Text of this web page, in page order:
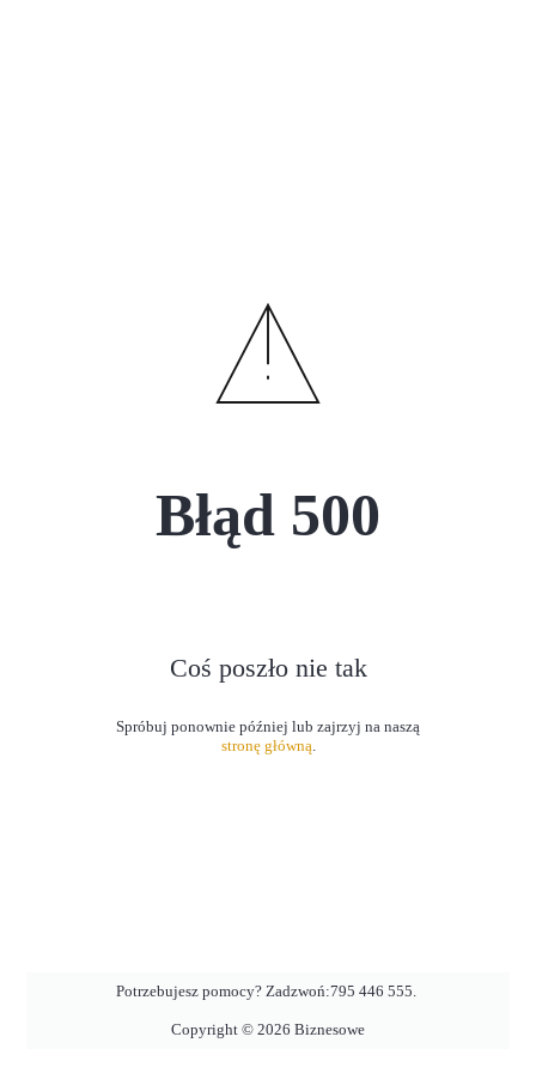
Błąd 500
Coś poszło nie tak
stronę główną.
Potrzebujesz pomocy? Zadzwoń:795 446 555.
Copyright © 2026 Biznesowe